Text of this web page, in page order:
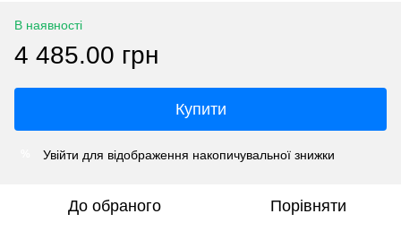
В наявності
4 485.00 грн
Купити
Увійти для відображення накопичувальної знижки
До обраного Порівняти